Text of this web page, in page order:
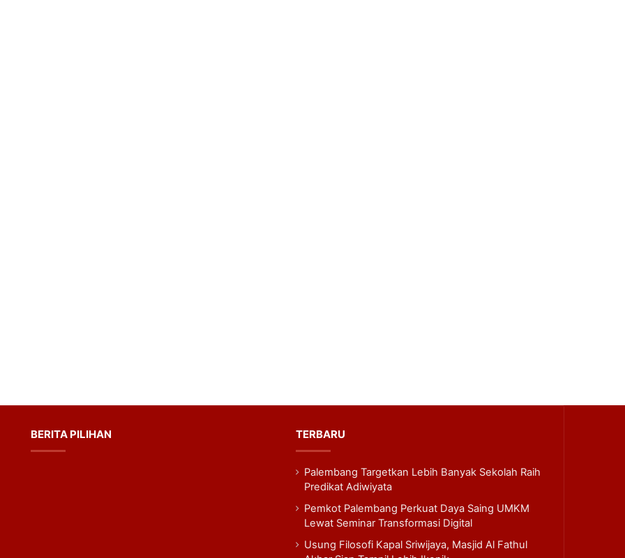
BERITA PILIHAN TERBARU
Palembang Targetkan Lebih Banyak Sekolah Raih
Predikat Adiwiyata
Pemkot Palembang Perkuat Daya Saing UMKM
Lewat Seminar Transformasi Digital
Usung Filosofi Kapal Sriwijaya, Masjid Al Fathul